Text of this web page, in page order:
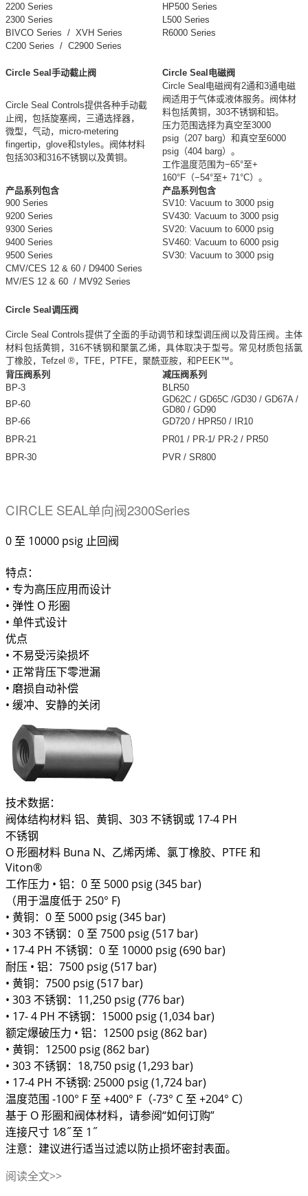
2200 Series
HP500 Series
2300 Series
L500 Series
BIVCO Series / XVH Series
R6000 Series
C200 Series / C2900 Series
Circle Seal手动截止阀 Circle Seal电磁阀
Circle Seal Controls提供各种手动截
止阀，包括旋塞阀，三通选择器，
微型，气动，micro-metering
fingertip，glove和styles。阀体材料
包括303和316不锈钢以及黄铜。
Circle Seal电磁阀有2通和3通电磁
阀适用于气体或液体服务。阀体材
料包括黄铜，303不锈钢和铝。
压力范围选择为真空至3000
psig（207 barg）和真空至6000
psig（404 barg）。
工作温度范围为−65°至+
160°F（−54°至+ 71°C）。
产品系列包含
产品系列包含
900 Series
SV10: Vacuum to 3000 psig
9200 Series
SV430: Vacuum to 3000 psig
9300 Series
SV20: Vacuum to 6000 psig
9400 Series
SV460: Vacuum to 6000 psig
9500 Series
SV30: Vacuum to 3000 psig
CMV/CES 12 & 60 / D9400 Series
MV/ES 12 & 60 / MV92 Series
Circle Seal调压阀
Circle Seal Controls提供了全面的手动调节和球型调压阀以及背压阀。主体
材料包括黄铜，316不锈钢和聚氯乙烯，具体取决于型号。常见材质包括氯
丁橡胶，Tefzel ®，TFE，PTFE，聚酰亚胺，和PEEK™。
背压阀系列
减压阀系列
BP-3
BLR50
BP-60
GD62C / GD65C /GD30 / GD67A /
GD80 / GD90
BP-66
GD720 / HPR50 / IR10
BPR-21
PR01 / PR-1/ PR-2 / PR50
BPR-30
PVR / SR800
CIRCLE SEAL单向阀2300Series
0 至 10000 psig 止回阀
特点：
• 专为高压应用而设计
• 弹性 O 形圈
• 单件式设计
优点
• 不易受污染损坏
• 正常背压下零泄漏
• 磨损自动补偿
• 缓冲、安静的关闭
技术数据：
阀体结构材料 铝、黄铜、303 不锈钢或 17-4 PH
不锈钢
O 形圈材料 Buna N、乙烯丙烯、氯丁橡胶、PTFE 和
Viton®
工作压力 • 铝：0 至 5000 psig (345 bar)
（用于温度低于 250° F)
• 黄铜：0 至 5000 psig (345 bar)
• 303 不锈钢：0 至 7500 psig (517 bar)
• 17-4 PH 不锈钢：0 至 10000 psig (690 bar)
耐压 • 铝：7500 psig (517 bar)
• 黄铜：7500 psig (517 bar)
• 303 不锈钢：11,250 psig (776 bar)
• 17- 4 PH 不锈钢：15000 psig (1,034 bar)
额定爆破压力 • 铝：12500 psig (862 bar)
• 黄铜：12500 psig (862 bar)
• 303 不锈钢：18,750 psig (1,293 bar)
• 17-4 PH 不锈钢: 25000 psig (1,724 bar)
温度范围 -100° F 至 +400° F（-73° C 至 +204° C）
基于 O 形圈和阀体材料，请参阅“如何订购”
连接尺寸 1⁄8˝至 1˝
注意：建议进行适当过滤以防止损坏密封表面。
阅读全文>>